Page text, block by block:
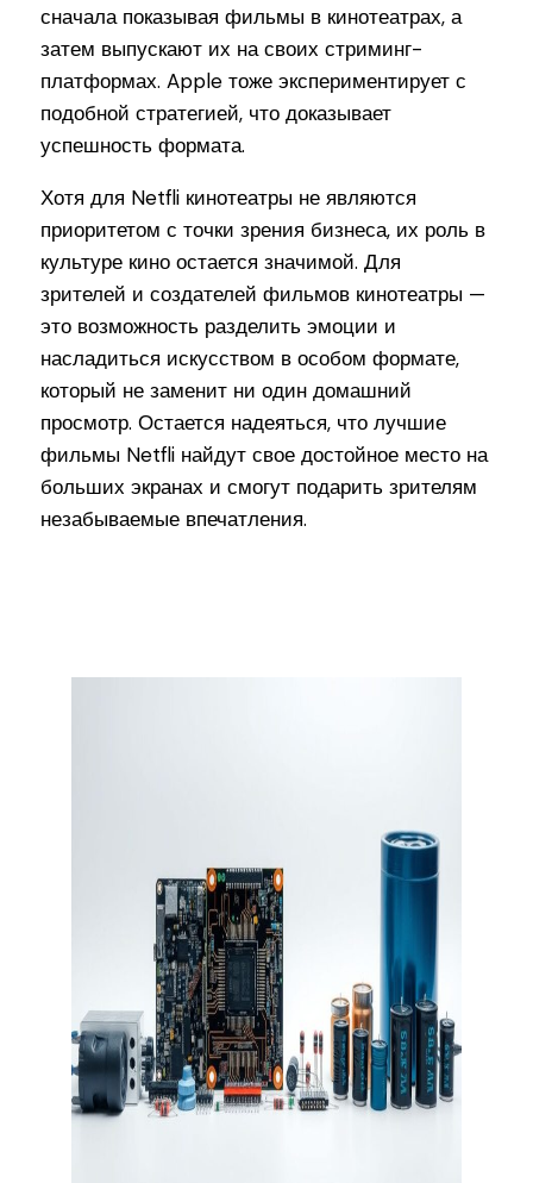
сначала показывая фильмы в кинотеатрах, а
затем выпускают их на своих стриминг-
платформах. Apple тоже экспериментирует с
подобной стратегией, что доказывает
успешность формата.
Хотя для Netfli кинотеатры не являются
приоритетом с точки зрения бизнеса, их роль в
культуре кино остается значимой. Для
зрителей и создателей фильмов кинотеатры —
это возможность разделить эмоции и
насладиться искусством в особом формате,
который не заменит ни один домашний
просмотр. Остается надеяться, что лучшие
фильмы Netfli найдут свое достойное место на
больших экранах и смогут подарить зрителям
незабываемые впечатления.